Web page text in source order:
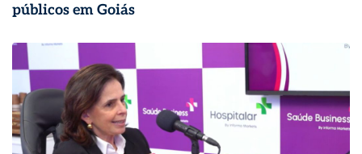
públicos em Goiás